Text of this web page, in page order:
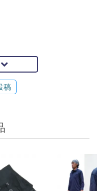
せてもらっています。 やはり持ち
信頼して今回試しに2枚購入しまし
りした作りで、重くもなく軽すぎず
で敷くには敷きやすい良いサイズで
きさも松葉が引っかからないので今
稿